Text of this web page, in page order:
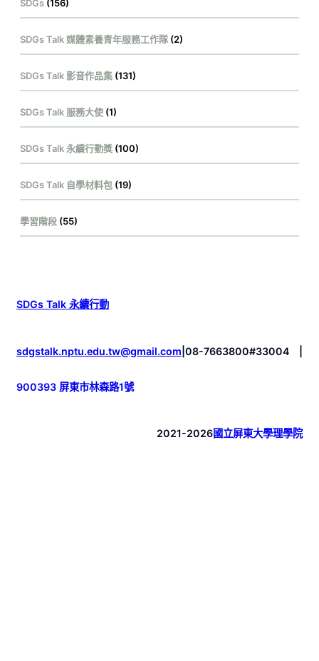
SDGs (156)
SDGs Talk 媒體素養青年服務工作隊 (2)
SDGs Talk 影音作品集 (131)
SDGs Talk 服務大使 (1)
SDGs Talk 永續行動獎 (100)
SDGs Talk 自學材料包 (19)
學習階段 (55)
SDGs Talk 永續行動
sdgstalk.nptu.edu.tw@gmail.com 08-7663800#33004
900393 屏東市林森路1號
2021-2026國立屏東大學理學院